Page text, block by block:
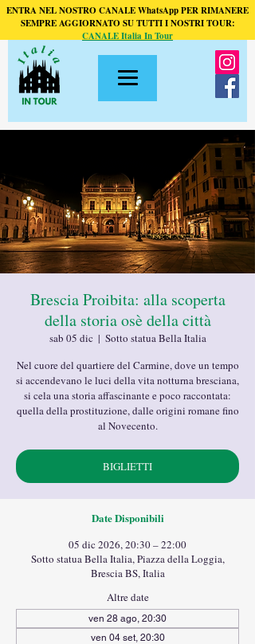
ENTRA NEL NOSTRO CANALE WhatsApp PER RIMANERE
SEMPRE AGGIORNATO SU TUTTI I NOSTRI TOUR:
CANALE Italia In Tour
Brescia Proibita: alla scoperta
della storia osè della città
sab 05 dic
  |
Sotto statua Bella Italia
Nel cuore del quartiere del Carmine, dove un tempo
si accendevano le luci della vita notturna bresciana,
si cela una storia affascinante e poco raccontata:
quella della prostituzione, dalle origini romane fino
al Novecento.
BIGLIETTI
Date Disponibili
05 dic 2026, 20:30 – 22:00
Sotto statua Bella Italia, Piazza della Loggia,
Brescia BS, Italia
Altre date
ven 28 ago, 20:30
ven 04 set, 20:30